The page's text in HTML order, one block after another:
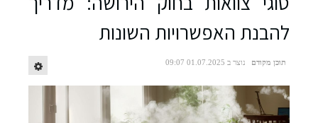
להבנת האפשרויות השונות
תוכן מקודם נוצר ב 01.07.2025 09:07